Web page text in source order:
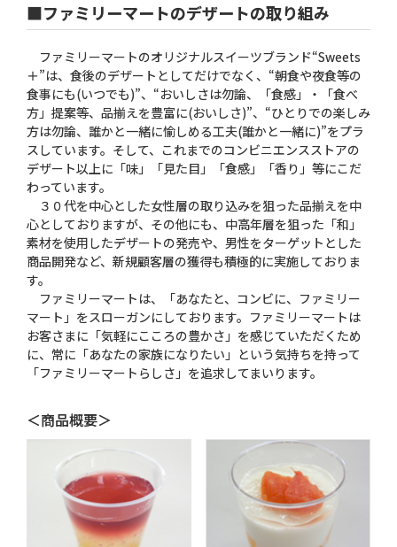
■ファミリーマートのデザートの取り組み
ファミリーマートのオリジナルスイーツブランド“Sweets
＋”は、食後のデザートとしてだけでなく、“朝食や夜食等の
食事にも(いつでも)”、“おいしさは勿論、「食感」・「食べ
方」提案等、品揃えを豊富に(おいしさ)”、“ひとりでの楽しみ
方は勿論、誰かと一緒に愉しめる工夫(誰かと一緒に)”をプラ
スしています。そして、これまでのコンビニエンスストアの
デザート以上に「味」「見た目」「食感」「香り」等にこだ
わっています。
３０代を中心とした女性層の取り込みを狙った品揃えを中
心としておりますが、その他にも、中高年層を狙った「和」
素材を使用したデザートの発売や、男性をターゲットとした
商品開発など、新規顧客層の獲得も積極的に実施しておりま
す。
ファミリーマートは、「あなたと、コンビに、ファミリー
マート」をスローガンにしております。ファミリーマートは
お客さまに「気軽にこころの豊かさ」を感じていただくため
に、常に「あなたの家族になりたい」という気持ちを持って
「ファミリーマートらしさ」を追求してまいります。
＜商品概要＞